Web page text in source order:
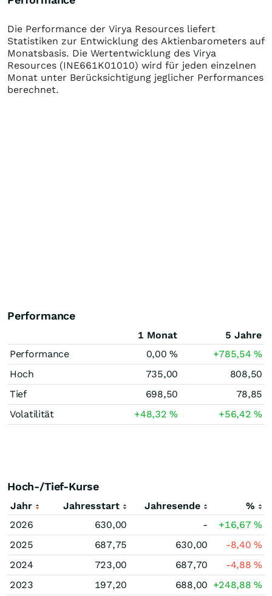
Die Performance der Virya Resources liefert
Statistiken zur Entwicklung des Aktienbarometers auf
Monatsbasis. Die Wertentwicklung des Virya
Resources (INE661K01010) wird für jeden einzelnen
Monat unter Berücksichtigung jeglicher Performances
berechnet.
Performance
1 Monat
5 Jahre
Performance
0,00% +785,54%
Hoch
735,00
808,50
Tief
698,50
78,85
Volatilität
+48,32% +56,42%
Hoch-/Tief-Kurse
Jahr Jahresstart Jahresende
%
2026
630,00 - +16,67%
2025
687,75 630,00 -8,40%
2024
723,00 687,70 -4,88%
2023
197,20 688,00 +248,88%